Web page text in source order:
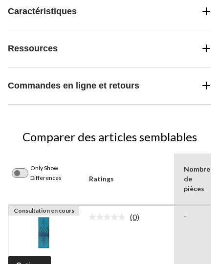
Caractéristiques
Ressources
Commandes en ligne et retours
Comparer des articles semblables
Only Show
Differences
Ratings
Nombre
de
pièces
Consultation en cours
Aucune
(0) -